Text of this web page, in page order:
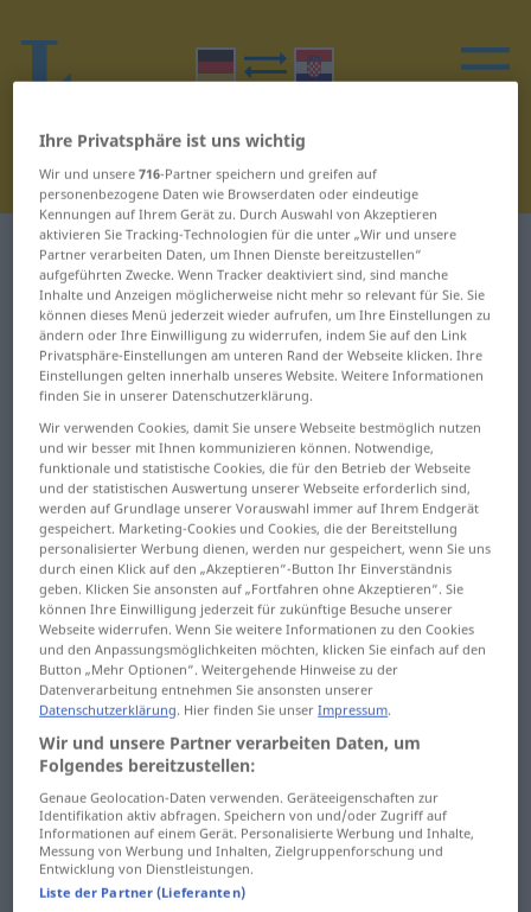
Deutsch-Kroatisch Wörterbuch O
Wörter auf Deutsch, die mit O
beginnen
Oberbayern ...
oberirdisch
Oberkellner ... Oberteil
Oberweite ...
Obsthändler
Obsthandlung ... Ofen
Ofenrohr ... Offensive
Offensivkrieg ...
ohrenbetäubend ... OLG
Oligarchie ... online
opfern
Opiat ... ordentlich
Order ... Organisation
Organisationstalent ...
Orkan
Ornament ...
Ortskenntnis
Ortskennzahl ...
Osthandel ...
Ozonschicht
Ihre Privatsphäre ist uns wichtig
Wir und unsere716-Partner speichern und greifen auf
personenbezogene Daten wie Browserdaten oder eindeutige
Kennungen auf Ihrem Gerät zu. Durch Auswahl von Akzeptieren
aktivieren Sie Tracking-Technologien für die unter „Wir und unsere
Partner verarbeiten Daten, um Ihnen Dienste bereitzustellen“
aufgeführten Zwecke. Wenn Tracker deaktiviert sind, sind manche
Inhalte und Anzeigen möglicherweise nicht mehr so relevant für Sie. Sie
können dieses Menü jederzeit wieder aufrufen, um Ihre Einstellungen zu
ändern oder Ihre Einwilligung zu widerrufen, indem Sie auf den Link
Privatsphäre-Einstellungen am unteren Rand der Webseite klicken. Ihre
Einstellungen gelten innerhalb unseres Website. Weitere Informationen
finden Sie in unserer Datenschutzerklärung.
Wir verwenden Cookies, damit Sie unsere Webseite bestmöglich nutzen
und wir besser mit Ihnen kommunizieren können. Notwendige,
funktionale und statistische Cookies, die für den Betrieb der Webseite
und der statistischen Auswertung unserer Webseite erforderlich sind,
werden auf Grundlage unserer Vorauswahl immer auf Ihrem Endgerät
gespeichert. Marketing-Cookies und Cookies, die der Bereitstellung
personalisierter Werbung dienen, werden nur gespeichert, wenn Sie uns
durch einen Klick auf den „Akzeptieren“-Button Ihr Einverständnis
geben. Klicken Sie ansonsten auf „Fortfahren ohne Akzeptieren“. Sie
können Ihre Einwilligung jederzeit für zukünftige Besuche unserer
Webseite widerrufen. Wenn Sie weitere Informationen zu den Cookies
und den Anpassungsmöglichkeiten möchten, klicken Sie einfach auf den
Button „Mehr Optionen“. Weitergehende Hinweise zu der
Datenverarbeitung entnehmen Sie ansonsten unserer
Datenschutzerklärung. Hier finden Sie unserImpressum.
Wir und unsere Partner verarbeiten Daten, um
Folgendes bereitzustellen:
Genaue Geolocation-Daten verwenden. Geräteeigenschaften zur
Identifikation aktiv abfragen. Speichern von und/oder Zugriff auf
Informationen auf einem Gerät. Personalisierte Werbung und Inhalte,
Messung von Werbung und Inhalten, Zielgruppenforschung und
Entwicklung von Dienstleistungen.
Liste der Partner (Lieferanten)